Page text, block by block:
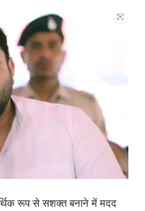
रूप से सशक्त बनाने में मदद